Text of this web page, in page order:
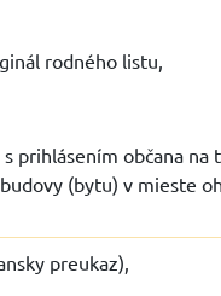
rodného listu,
prihlásením občana
(bytu) v mieste
preukaz),